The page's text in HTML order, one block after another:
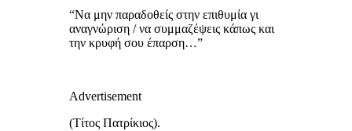
“Να μην παραδοθείς στην επιθυμία γι
αναγνώριση / να συμμαζέψεις κάπως και
την κρυφή σου έπαρση…”
Advertisement
(Τίτος Πατρίκιος).